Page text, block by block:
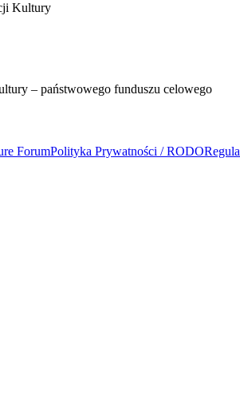
Kultury
– państwowego funduszu celowego
ForumPolityka Prywatności / RODO